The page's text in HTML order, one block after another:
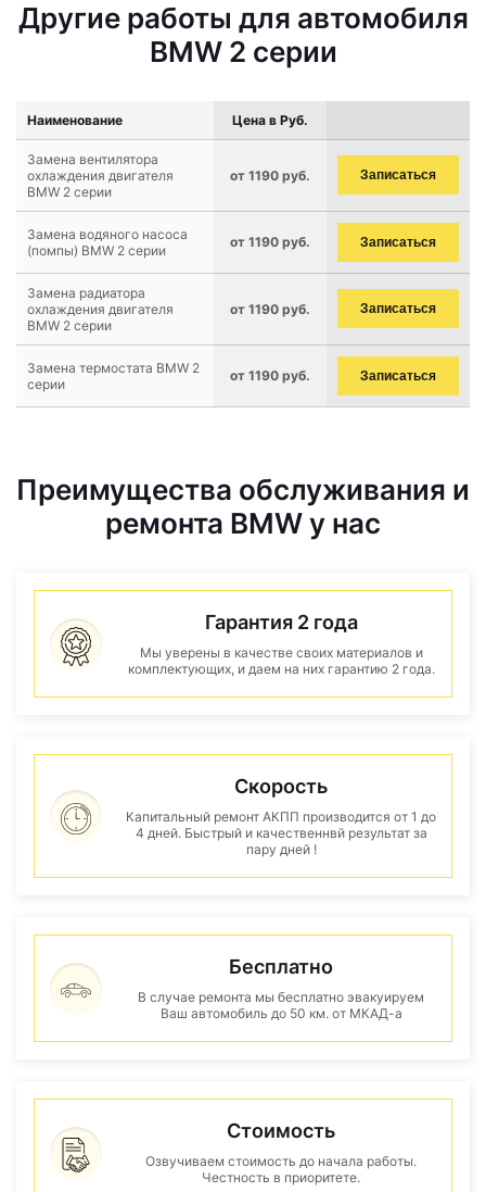
Другие работы для автомобиля
BMW 2 серии
Наименование Цена в Руб.
Замена вентилятора
охлаждения двигателя
BMW 2 серии
от 1190 руб. Записаться
Замена водяного насоса
(помпы) BMW 2 серии
от 1190 руб. Записаться
Замена радиатора
охлаждения двигателя
BMW 2 серии
от 1190 руб. Записаться
Замена термостата BMW 2
серии
от 1190 руб. Записаться
Преимущества обслуживания и
ремонта BMW у нас
Гарантия 2 года
Мы уверены в качестве своих материалов и
комплектующих, и даем на них гарантию 2 года.
Скорость
Капитальный ремонт АКПП производится от 1 до
4 дней. Быстрый и качественнвй результат за
пару дней !
Бесплатно
В случае ремонта мы бесплатно эвакуируем
Ваш автомобиль до 50 км. от МКАД-а
Стоимость
Озвучиваем стоимость до начала работы.
Честность в приоритете.